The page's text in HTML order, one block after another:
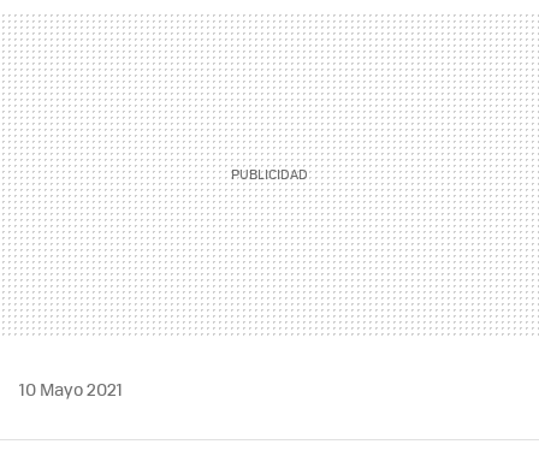
MAIL
10 Mayo 2021